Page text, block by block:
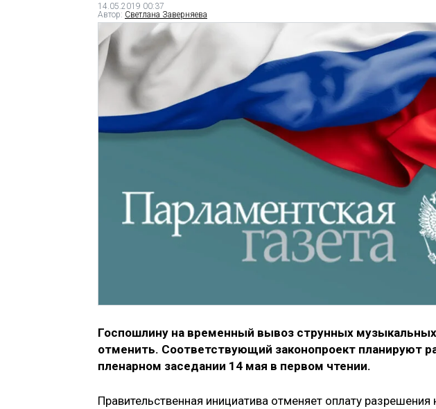
14.05.2019 00:37
Автор: Светлана Заверняева
Госпошлину на временный вывоз струнных
отменить. Соответствующий законопроект планируют
пленарном заседании 14 мая в первом чтении.
Правительственная инициатива отменяет оплату